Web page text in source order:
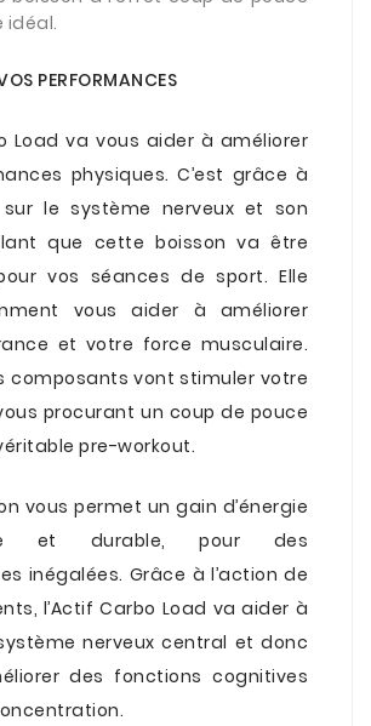
idéal.
PERFORMANCES
Load va vous aider à améliorer
physiques. C’est grâce à
le système nerveux et son
que cette boisson va être
vos séances de sport. Elle
vous aider à améliorer
et votre force musculaire.
composants vont stimuler votre
procurant un coup de pouce
pre-workout.
vous permet un gain d’énergie
et durable, pour des
inégalées. Grâce à l’action de
l’Actif Carbo Load va aider à
nerveux central et donc
des fonctions cognitives